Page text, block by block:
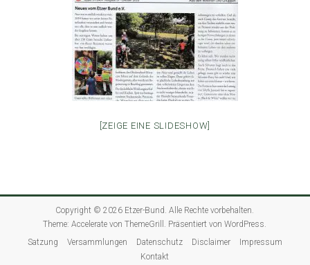
[ZEIGE EINE SLIDESHOW]
Copyright © 2026 Etzer-Bund . Alle Rechte vorbehalten.
Theme:Accelerate von ThemeGrill. Präsentiert vonWordPress
Satzung
Versammlungen Datenschutz Disclaimer
Impressum
Kontakt